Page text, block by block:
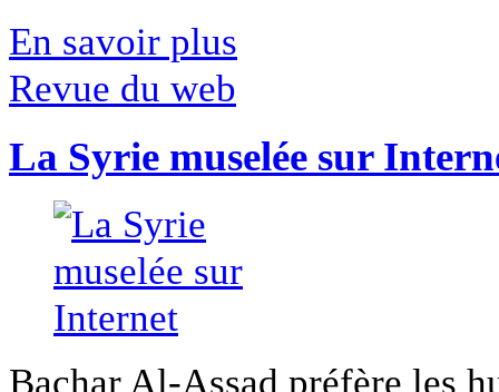
En savoir plus
Revue du web
La Syrie muselée sur
Bachar Al-Assad préfère les